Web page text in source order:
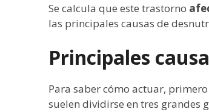
Se calcula que este trastorno
las principales causas de
Principales
Para saber cómo actuar,
suelen dividirse en tres grandes